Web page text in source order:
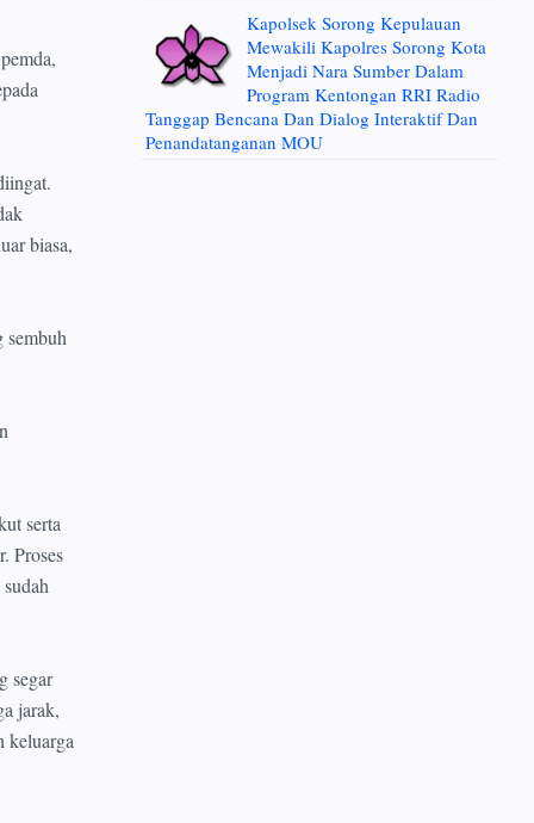
biasa,
sembuh
serta
Proses
segar
jarak,
keluarga
Kapolsek Sorong Kepulauan
Mewakili Kapolres Sorong Kota
Menjadi Nara Sumber Dalam
Program Kentongan RRI Radio
Tanggap Bencana Dan Dialog Interaktif Dan
Penandatanganan MOU